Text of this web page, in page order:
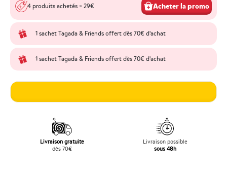
4 produits achetés = 29€ Acheter la promo
1 sachet Tagada & Friends offert dès 70€ d'achat
1 sachet Tagada & Friends offert dès 70€ d'achat
Livraison gratuite
dès 70€
Livraison possible
sous 48h